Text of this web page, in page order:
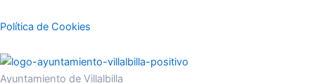
Política de Cookies
Ayuntamiento de Villalbilla